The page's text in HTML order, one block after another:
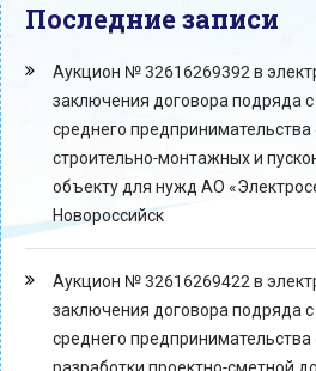
Последние записи
Аукцион № 32616269392 в
заключения договора подряда
среднего
строительно-монтажных и
объекту для нужд АО
Новороссийск
Аукцион № 32616269422 в
заключения договора подряда
среднего